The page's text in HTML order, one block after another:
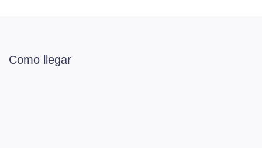
Como llegar